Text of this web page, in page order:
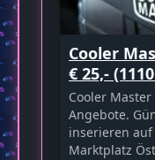
Cooler
€ 25,-
Cooler Master
Angebote.
inserieren
Marktplatz